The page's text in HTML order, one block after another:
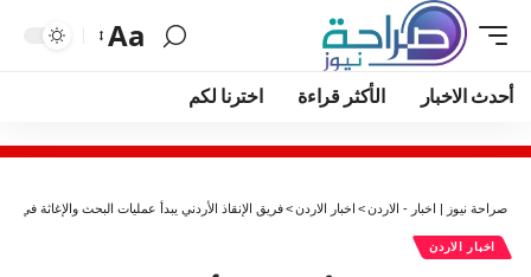
Aa
أحدث الاخبار الأكثر قراءة اخترنا لكم
صراحة نيوز | اخبار - الاردن> اخبار الاردن>فريق الإنقاذ الأردني يبدأ عمليات البحث والإغاثة في
اخبار الاردن